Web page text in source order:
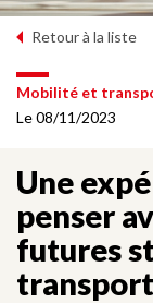
Retour à la liste
Mobilité et
Le 08/11/2023
Une
penser
futures